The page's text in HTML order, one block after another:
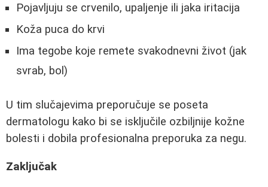
Pojavljuju se crvenilo, upaljenje ili jaka iritacija
Koža puca do krvi
Ima tegobe koje remete svakodnevni život (jak
svrab, bol)
U tim slučajevima preporučuje se poseta
dermatologu kako bi se isključile ozbiljnije kožne
bolesti i dobila profesionalna preporuka za negu.
Zaključak